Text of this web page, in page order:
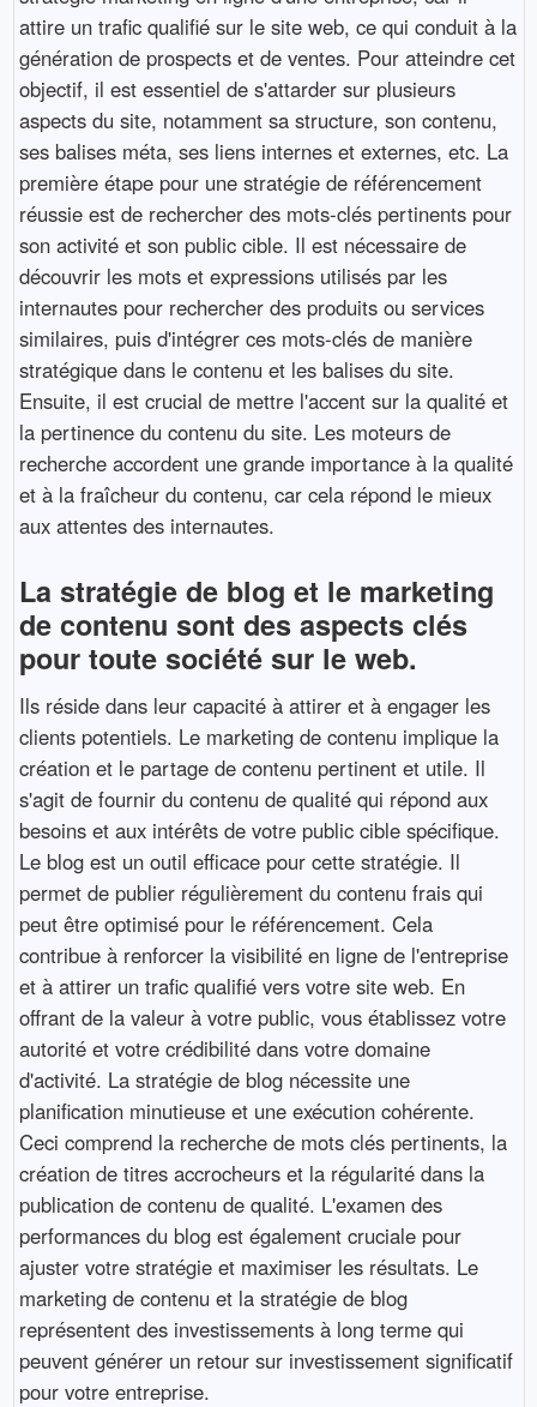
attire un trafic qualifié sur le site web, ce qui conduit à la
génération de prospects et de ventes. Pour atteindre cet
objectif, il est essentiel de s'attarder sur plusieurs
aspects du site, notamment sa structure, son contenu,
ses balises méta, ses liens internes et externes, etc. La
première étape pour une stratégie de référencement
réussie est de rechercher des mots-clés pertinents pour
son activité et son public cible. Il est nécessaire de
découvrir les mots et expressions utilisés par les
internautes pour rechercher des produits ou services
similaires, puis d'intégrer ces mots-clés de manière
stratégique dans le contenu et les balises du site.
Ensuite, il est crucial de mettre l'accent sur la qualité et
la pertinence du contenu du site. Les moteurs de
recherche accordent une grande importance à la qualité
et à la fraîcheur du contenu, car cela répond le mieux
aux attentes des internautes.
La stratégie de blog et le marketing
de contenu sont des aspects clés
pour toute société sur le web.
Ils réside dans leur capacité à attirer et à engager les
clients potentiels. Le marketing de contenu implique la
création et le partage de contenu pertinent et utile. Il
s'agit de fournir du contenu de qualité qui répond aux
besoins et aux intérêts de votre public cible spécifique.
Le blog est un outil efficace pour cette stratégie. Il
permet de publier régulièrement du contenu frais qui
peut être optimisé pour le référencement. Cela
contribue à renforcer la visibilité en ligne de l'entreprise
et à attirer un trafic qualifié vers votre site web. En
offrant de la valeur à votre public, vous établissez votre
autorité et votre crédibilité dans votre domaine
d'activité. La stratégie de blog nécessite une
planification minutieuse et une exécution cohérente.
Ceci comprend la recherche de mots clés pertinents, la
création de titres accrocheurs et la régularité dans la
publication de contenu de qualité. L'examen des
performances du blog est également cruciale pour
ajuster votre stratégie et maximiser les résultats. Le
marketing de contenu et la stratégie de blog
représentent des investissements à long terme qui
peuvent générer un retour sur investissement significatif
pour votre entreprise.